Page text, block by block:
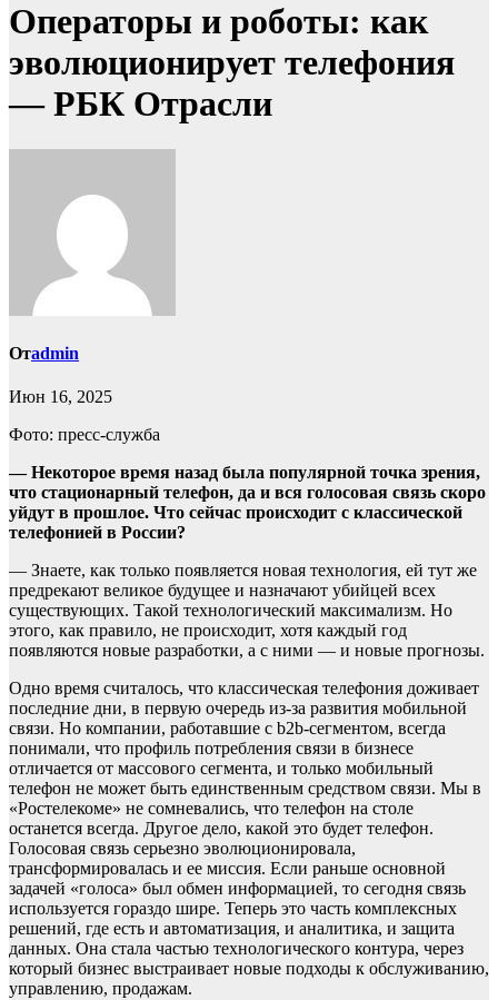
Операторы и роботы: как
эволюционирует телефония
— РБК Отрасли
Отadmin
Июн 16, 2025
Фото: пресс-служба
— Некоторое время назад была популярной точка зрения,
что стационарный телефон, да и вся голосовая связь скоро
уйдут в прошлое. Что сейчас происходит с классической
телефонией в России?
— Знаете, как только появляется новая технология, ей тут же
предрекают великое будущее и назначают убийцей всех
существующих. Такой технологический максимализм. Но
этого, как правило, не происходит, хотя каждый год
появляются новые разработки, а с ними — и новые прогнозы.
Одно время считалось, что классическая телефония доживает
последние дни, в первую очередь из-за развития мобильной
связи. Но компании, работавшие с b2b-сегментом, всегда
понимали, что профиль потребления связи в бизнесе
отличается от массового сегмента, и только мобильный
телефон не может быть единственным средством связи. Мы в
«Ростелекоме» не сомневались, что телефон на столе
останется всегда. Другое дело, какой это будет телефон.
Голосовая связь серьезно эволюционировала,
трансформировалась и ее миссия. Если раньше основной
задачей «голоса» был обмен информацией, то сегодня связь
используется гораздо шире. Теперь это часть комплексных
решений, где есть и автоматизация, и аналитика, и защита
данных. Она стала частью технологического контура, через
который бизнес выстраивает новые подходы к обслуживанию,
управлению, продажам.